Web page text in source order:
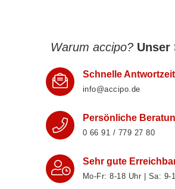
Warum accipo? Unser
Schnelle
info@accipo.de
Persönliche
0 66 91 / 779 27 80
Sehr gute
Mo-Fr: 8‑18 Uhr | Sa: